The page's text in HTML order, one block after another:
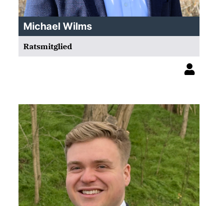
Michael Wilms
Ratsmitglied